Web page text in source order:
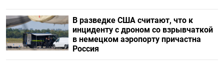
В разведке США считают, что к
инциденту с дроном со взрывчаткой
в немецком аэропорту причастна
Россия